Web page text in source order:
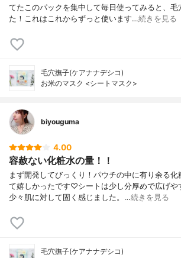
てたこのパックを集中して毎日使ってみると、毛
た！これはこれからずっと使います…続きを見る
毛穴撫子(ケアナナデシコ)
お米のマスク <シートマスク>
biyouguma
4.00
容赦ない化粧水の量！！
まず開発してびっくり！パウチの中に有り余る
て嬉しかったです♡シートは少し分厚めで広げや
少々肌に対して固く感じました。…続きを見る
毛穴撫子(ケアナナデシコ)